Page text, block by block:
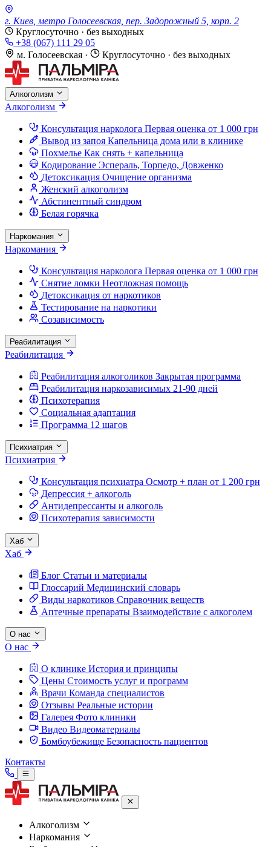
г. Киев, метро Голосеевская, пер. Задорожный 5, корп. 2
Круглосуточно · без выходных
+38 (067) 111 29 05
м. Голосеевская · Круглосуточно · без выходных
Алкоголизм
Алкоголизм
Консультация нарколога Первая оценка от 1 000 грн
Вывод из запоя Капельница дома или в клинике
Похмелье Как снять + капельница
Кодирование Эспераль, Торпедо, Довженко
Детоксикация Очищение организма
Женский алкоголизм
Абстинентный синдром
Белая горячка
Наркомания
Наркомания
Консультация нарколога Первая оценка от 1 000 грн
Снятие ломки Неотложная помощь
Детоксикация от наркотиков
Тестирование на наркотики
Созависимость
Реабилитация
Реабилитация
Реабилитация алкоголиков Закрытая программа
Реабилитация наркозависимых 21-90 дней
Психотерапия
Социальная адаптация
Программа 12 шагов
Психиатрия
Психиатрия
Консультация психиатра Осмотр + план от 1 200 грн
Депрессия + алкоголь
Антидепрессанты и алкоголь
Психотерапия зависимости
Хаб
Хаб
Блог Статьи и материалы
Глоссарий Медицинский словарь
Виды наркотиков Справочник веществ
Аптечные препараты Взаимодействие с алкоголем
О нас
О нас
О клинике История и принципы
Цены Стоимость услуг и программ
Врачи Команда специалистов
Отзывы Реальные истории
Галерея Фото клиники
Видео Видеоматериалы
Бомбоубежище Безопасность пациентов
Контакты
Алкоголизм
Наркомания